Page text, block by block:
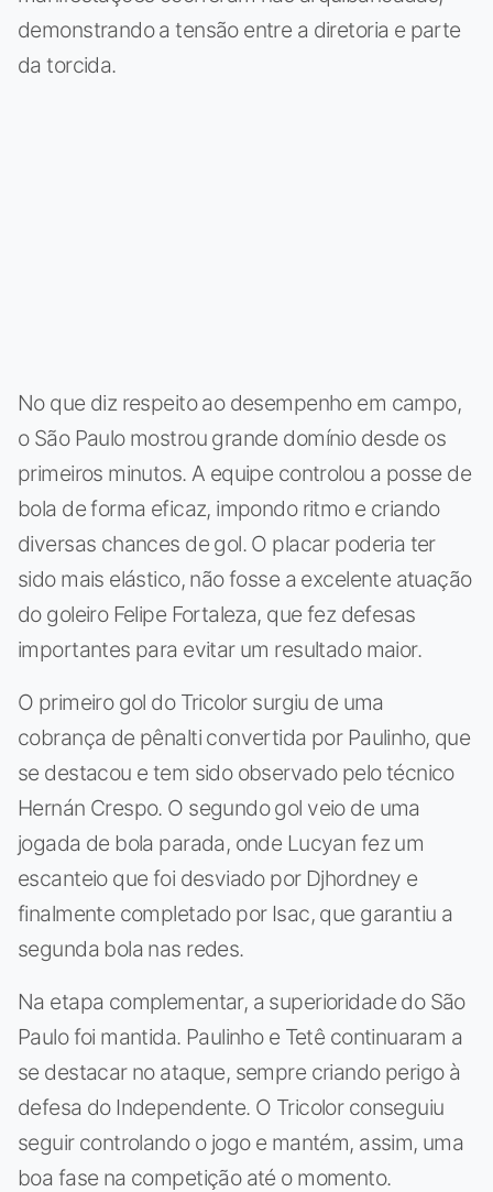
demonstrando a tensão entre a diretoria e parte
da torcida.
No que diz respeito ao desempenho em campo,
o São Paulo mostrou grande domínio desde os
primeiros minutos. A equipe controlou a posse de
bola de forma eficaz, impondo ritmo e criando
diversas chances de gol. O placar poderia ter
sido mais elástico, não fosse a excelente atuação
do goleiro Felipe Fortaleza, que fez defesas
importantes para evitar um resultado maior.
O primeiro gol do Tricolor surgiu de uma
cobrança de pênalti convertida por Paulinho, que
se destacou e tem sido observado pelo técnico
Hernán Crespo. O segundo gol veio de uma
jogada de bola parada, onde Lucyan fez um
escanteio que foi desviado por Djhordney e
finalmente completado por Isac, que garantiu a
segunda bola nas redes.
Na etapa complementar, a superioridade do São
Paulo foi mantida. Paulinho e Tetê continuaram a
se destacar no ataque, sempre criando perigo à
defesa do Independente. O Tricolor conseguiu
seguir controlando o jogo e mantém, assim, uma
boa fase na competição até o momento.